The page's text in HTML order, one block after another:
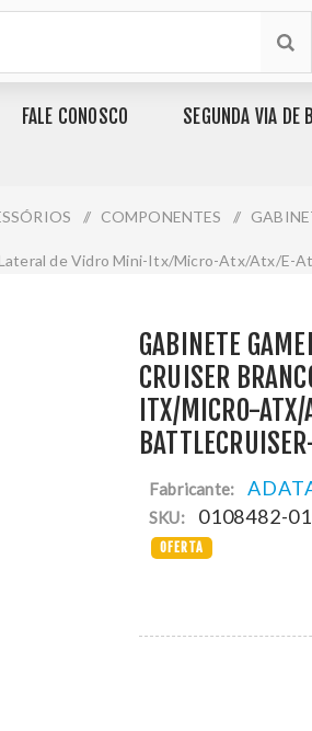
FALE CONOSCO SEGUNDA VIA DE
/ COMPONENTES /
de Vidro Mini-Itx/Micro-Atx/Atx/E-
GABINETE
CRUISER
ITX/MICRO-
Fabricante:
SKU: 0108482-01
OFERTA